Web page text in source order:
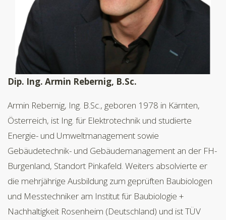
Dip. Ing. Armin Rebernig, B.Sc.
Armin Rebernig, Ing. B.Sc., geboren 1978 in Kärnten,
Österreich, ist Ing. für Elektrotechnik und studierte
Energie- und Umweltmanagement sowie
Gebäudetechnik- und Gebäudemanagement an der FH-
Burgenland, Standort Pinkafeld. Weiters absolvierte er
die mehrjährige Ausbildung zum geprüften Baubiologen
und Messtechniker am Institut für Baubiologie +
Nachhaltigkeit Rosenheim (Deutschland) und ist TÜV